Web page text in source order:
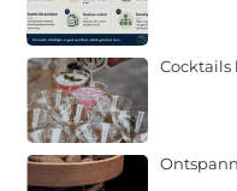
Cocktails